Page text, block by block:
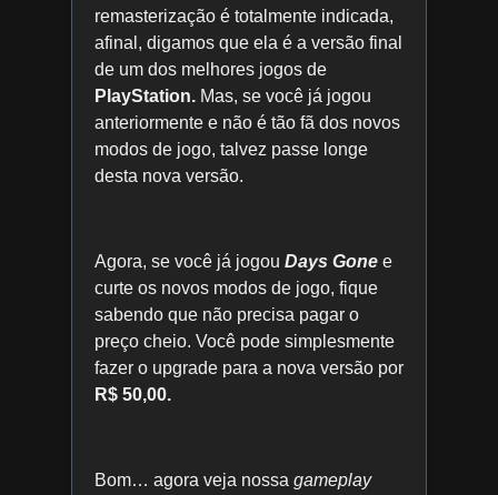
remasterização é totalmente indicada,
afinal, digamos que ela é a versão final
de um dos melhores jogos de
PlayStation. Mas, se você já jogou
anteriormente e não é tão fã dos novos
modos de jogo, talvez passe longe
desta nova versão.
Agora, se você já jogou Days Gone e
curte os novos modos de jogo, fique
sabendo que não precisa pagar o
preço cheio. Você pode simplesmente
fazer o upgrade para a nova versão por
R$ 50,00.
Bom… agora veja nossa gameplay